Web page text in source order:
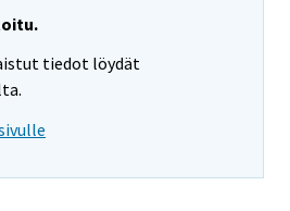
tiedot löydät